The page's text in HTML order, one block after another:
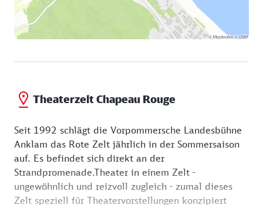
Oechsler, die erhaben auf einer kleinen Anhöhe
thront. In dem wunderschön restaurierten Gebäude
präsentiert eine Boutique die neueste Mode. Von
Strandpromenade. Zur Promenade hin zeigen die
sind, natürlich ihre Schokoladenseiten. Und auf der
Wasserseite sehen Sie auch schon das Rot des
Theaterzelt Chapeau Rouge
Seit 1992 schlägt die Vorpommersche Landesbühne
Anklam das Rote Zelt jährlich in der Sommersaison
auf. Es befindet sich direkt an der
Strandpromenade.Theater in einem Zelt -
ungewöhnlich und reizvoll zugleich - zumal dieses
Zelt speziell für Theatervorstellungen konzipiert